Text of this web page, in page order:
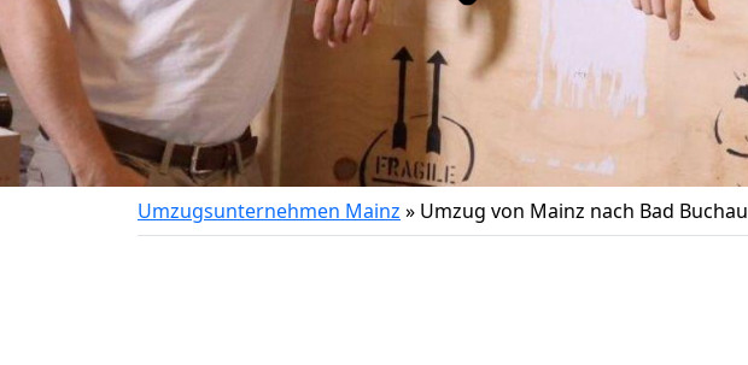
Umzugsunternehmen Mainz » Umzug von Mainz nach Bad Buchau